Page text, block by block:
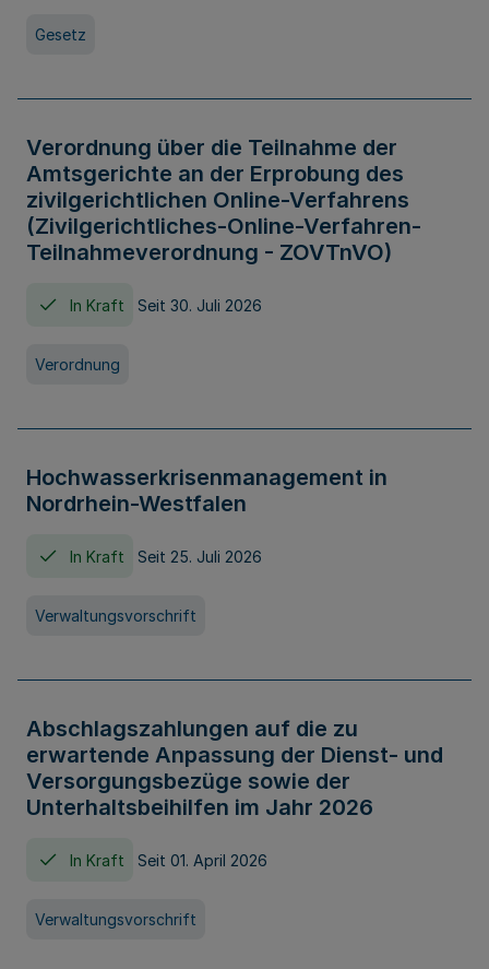
Gesetz
Verordnung über die Teilnahme der
Amtsgerichte an der Erprobung des
zivilgerichtlichen Online-Verfahrens
(Zivilgerichtliches-Online-Verfahren-
Teilnahmeverordnung - ZOVTnVO)
In Kraft Seit 30. Juli 2026
Verordnung
Hochwasserkrisenmanagement in
Nordrhein-Westfalen
In Kraft Seit 25. Juli 2026
Verwaltungsvorschrift
Abschlagszahlungen auf die zu
erwartende Anpassung der Dienst- und
Versorgungsbezüge sowie der
Unterhaltsbeihilfen im Jahr 2026
In Kraft Seit 01. April 2026
Verwaltungsvorschrift